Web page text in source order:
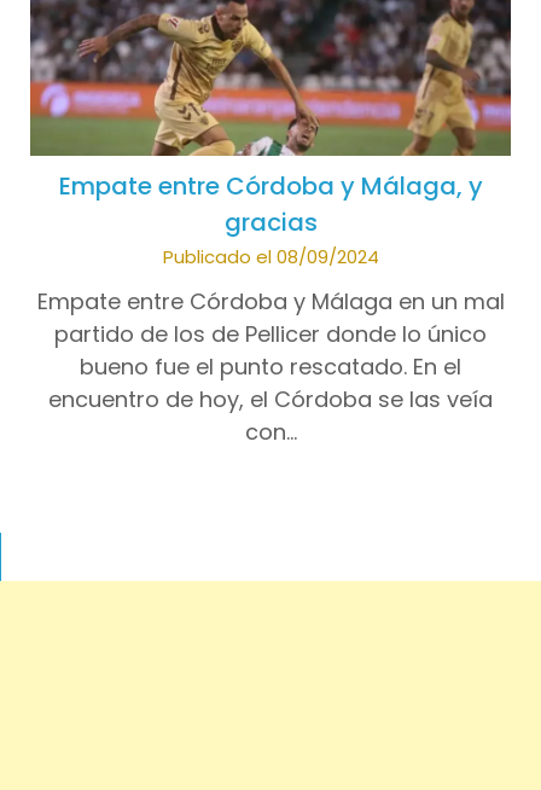
Empate entre Córdoba y Málaga, y
gracias
Publicado el 08/09/2024
Empate entre Córdoba y Málaga en un mal
partido de los de Pellicer donde lo único
bueno fue el punto rescatado. En el
encuentro de hoy, el Córdoba se las veía
con…